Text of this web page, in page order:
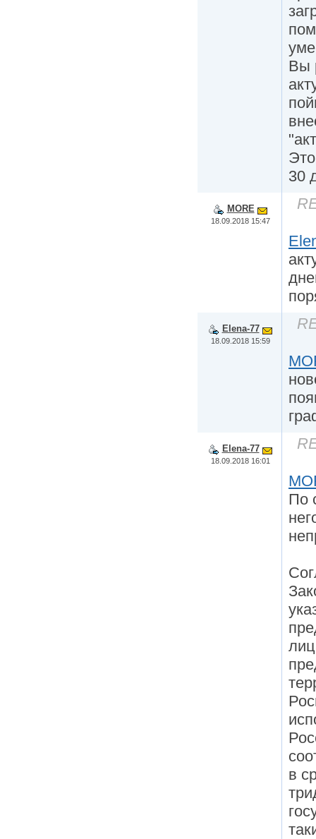
Вы
30
MORE
18.09.2018 15:47
Elena-77
18.09.2018 15:59
Elena-77
18.09.2018 16:01
По
в